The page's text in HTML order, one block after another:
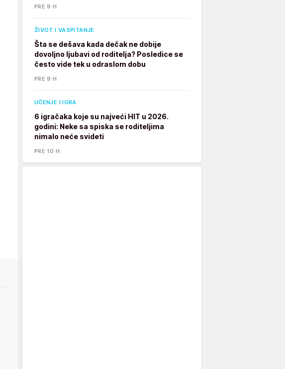
PRE 9 H
ŽIVOT I VASPITANJE
Šta se dešava kada dečak ne dobije
dovoljno ljubavi od roditelja? Posledice se
često vide tek u odraslom dobu
PRE 9 H
UČENJE I IGRA
6 igračaka koje su najveći HIT u 2026.
godini: Neke sa spiska se roditeljima
nimalo neće svideti
PRE 10 H